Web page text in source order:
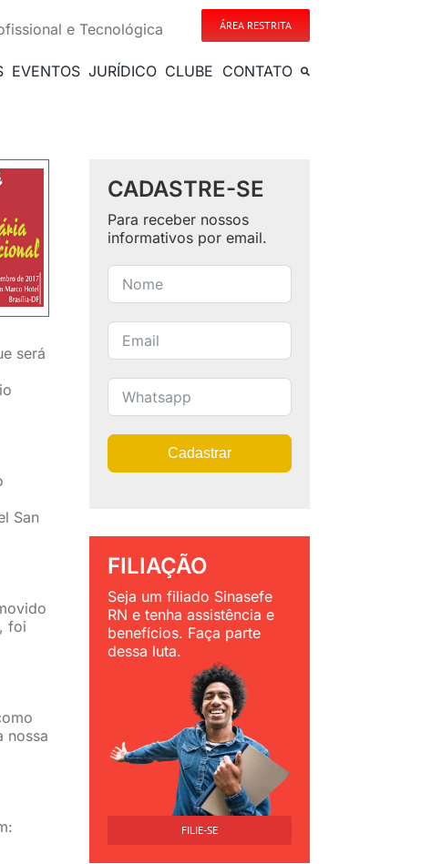
e Tecnológica ÁREA RESTRITA
EVENTOS JURÍDICO CLUBE CONTATO
será
San
foi
nossa
CADASTRE-SE
Para receber nossos
informativos por email.
Cadastrar
FILIAÇÃO
Seja um filiado Sinasefe
RN e tenha assistência e
benefícios. Faça parte
dessa luta.
FILIE-SE